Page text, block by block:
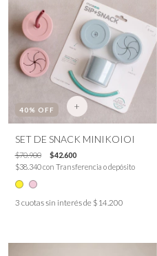
40% OFF +
SET DE SNACK MINIKOIOI
$70.900
$42.600
$38.340con Transferencia o depósito
3 cuotas sin interés de $14.200